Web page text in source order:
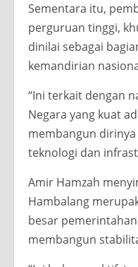
Sementara itu,
perguruan tinggi,
dinilai sebagai
kemandirian
“Ini terkait dengan
Negara yang kuat
membangun
teknologi dan
Amir Hamzah
Hambalang
besar
membangun